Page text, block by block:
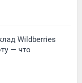
Wildberries
— что